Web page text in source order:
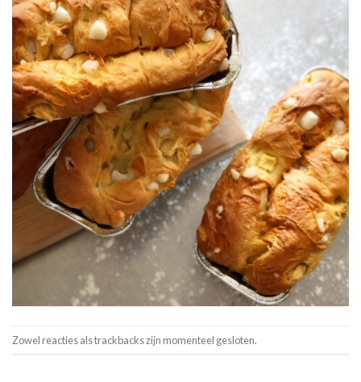
Zowel reacties als trackbacks zijn momenteel gesloten.